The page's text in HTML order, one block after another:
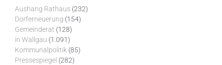
Aushang Rathaus (232)
Dorferneuerung (154)
Gemeinderat (128)
in Wallgau (1.091)
Kommunalpolitik (85)
Pressespiegel (282)